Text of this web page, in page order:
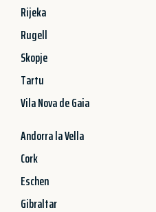
Rijeka
Rugell
Skopje
Tartu
Vila Nova de Gaia
Andorra la Vella
Cork
Eschen
Gibraltar